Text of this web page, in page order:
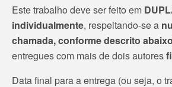
Este trabalho deve ser feito em
individualmente, respeitando-se a
chamada, conforme descrito
entregues com mais de dois autores
Data final para a entrega (ou seja, o